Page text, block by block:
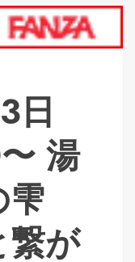
日
湯
雫
繋が